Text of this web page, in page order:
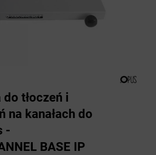
tłoczeń i
na kanałach do
-
BASE IP